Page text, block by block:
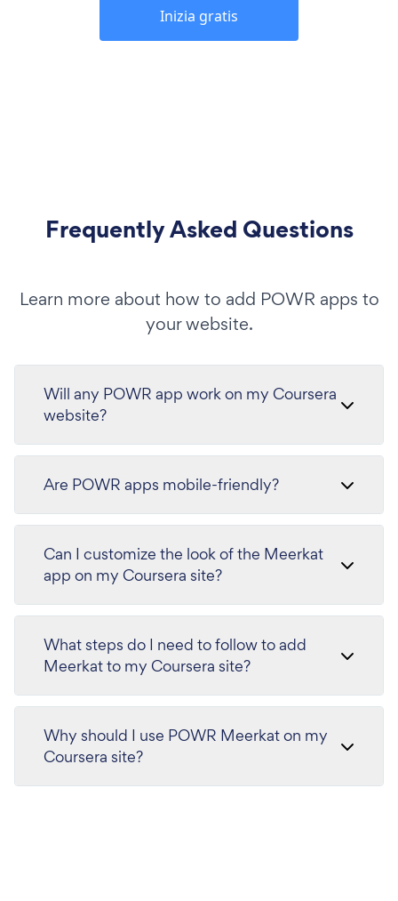
Inizia gratis
Frequently Asked Questions
Learn more about how to add POWR apps to
your website.
Will any POWR app work on my Coursera
website?
Are POWR apps mobile-friendly?
Can I customize the look of the Meerkat
app on my Coursera site?
What steps do I need to follow to add
Meerkat to my Coursera site?
Why should I use POWR Meerkat on my
Coursera site?